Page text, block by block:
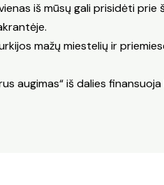
iš mūsų gali prisidėti
mažų miestelių ir
augimas“ iš dalies finansuoja